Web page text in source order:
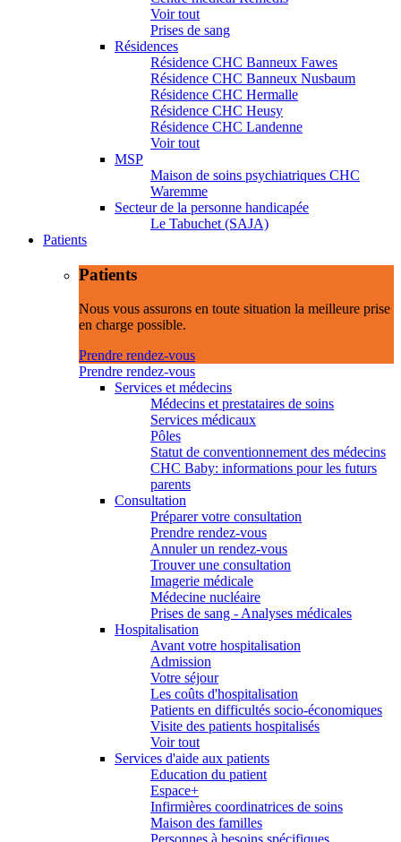
Voir tout
Prises de sang
Résidences
Résidence CHC Banneux Fawes
Résidence CHC Banneux Nusbaum
Résidence CHC Hermalle
Résidence CHC Heusy
Résidence CHC Landenne
Voir tout
MSP
Maison de soins psychiatriques CHC
Waremme
Secteur de la personne handicapée
Le Tabuchet (SAJA)
Patients
Patients
Nous vous assurons en toute situation la meilleure prise
en charge possible.
Prendre rendez-vous
Prendre rendez-vous
Services et médecins
Médecins et prestataires de soins
Services médicaux
Pôles
Statut de conventionnement des médecins
CHC Baby: informations pour les futurs
parents
Consultation
Préparer votre consultation
Prendre rendez-vous
Annuler un rendez-vous
Trouver une consultation
Imagerie médicale
Médecine nucléaire
Prises de sang - Analyses médicales
Hospitalisation
Avant votre hospitalisation
Admission
Votre séjour
Les coûts d'hospitalisation
Patients en difficultés socio-économiques
Visite des patients hospitalisés
Voir tout
Services d'aide aux patients
Education du patient
Espace+
Infirmières coordinatrices de soins
Maison des familles